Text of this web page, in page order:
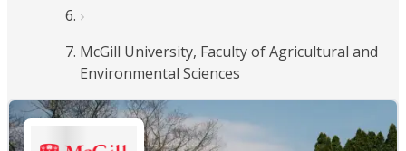
McGill University, Faculty of Agricultural and
Environmental Sciences